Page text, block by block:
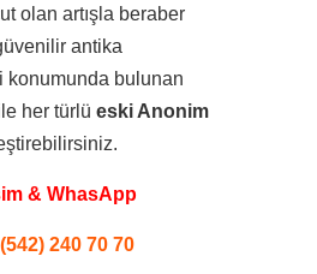
olan artışla beraber
antika
konumunda bulunan
her türlü eski Anonim
& WhasApp
240 70 70